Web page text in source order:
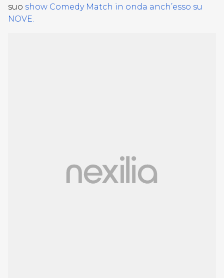
suo show Comedy Match in onda anch’esso su
NOVE.